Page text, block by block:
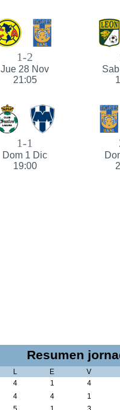
1-2
Jue 28 Nov
21:05
1-1
Dom 1 Dic
19:00
Resumen
L E V
4 1 4
4 4 1